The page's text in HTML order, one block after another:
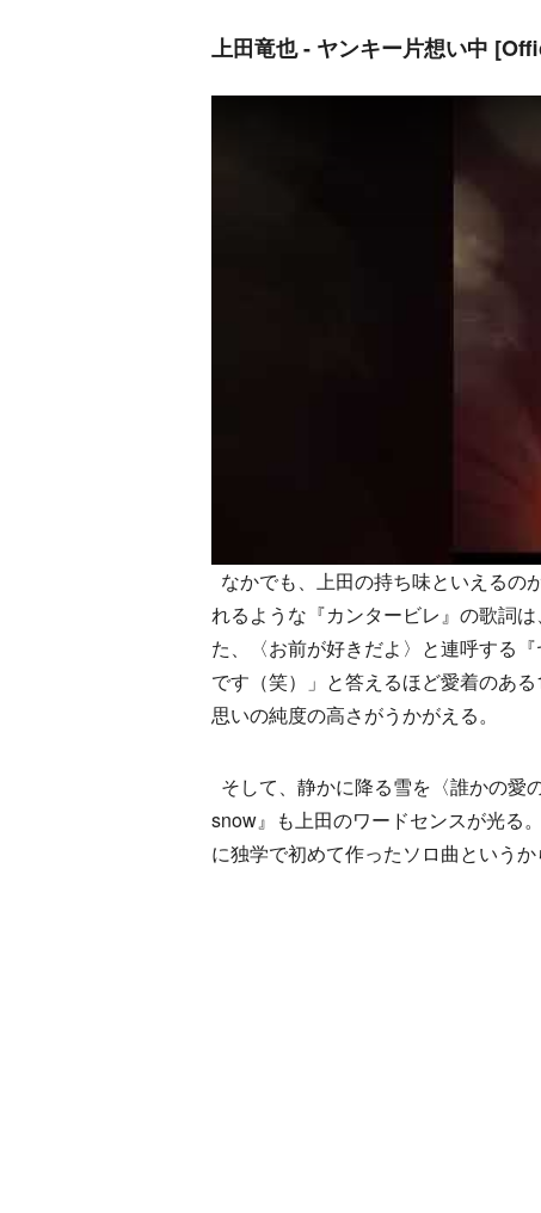
上田竜也 - ヤンキー片想い中
なかでも、上田の持ち味といえるの
れるような『カンタービレ』の歌詞
た、〈お前が好きだよ〉と連呼する
です（笑）」と答えるほど愛着のあ
思いの純度の高さがうかがえる。
そして、静かに降る雪を〈誰かの愛
snow』も上田のワードセンスが光る
に独学で初めて作ったソロ曲という